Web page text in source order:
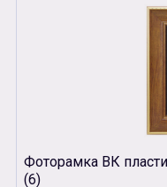
Фоторамка ВК
(6)